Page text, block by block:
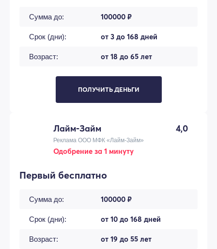
Сумма до: 100000 ₽
Срок (дни): от 3 до 168 дней
Возраст: от 18 до 65 лет
ПОЛУЧИТЬ ДЕНЬГИ
Лайм-Займ 4,0
Реклама ООО МФК «Лайм-Займ»
Одобрение за 1 минуту
Первый бесплатно
Сумма до: 100000 ₽
Срок (дни): от 10 до 168 дней
Возраст: от 19 до 55 лет